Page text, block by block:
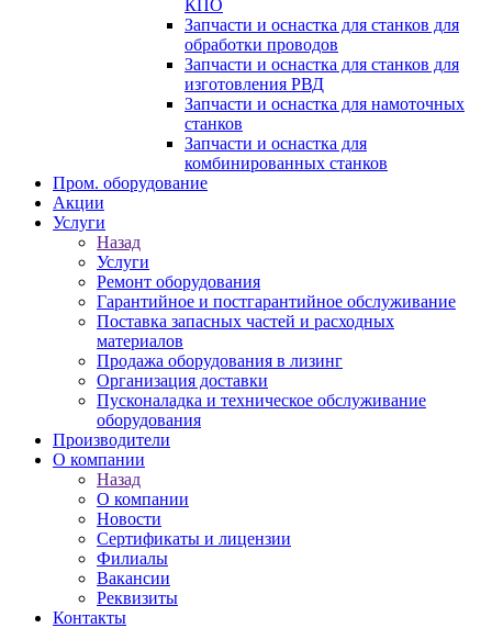
КПО
Запчасти и оснастка для станков для
обработки проводов
Запчасти и оснастка для станков для
изготовления РВД
Запчасти и оснастка для намоточных
станков
Запчасти и оснастка для
комбинированных станков
Пром. оборудование
Акции
Услуги
Назад
Услуги
Ремонт оборудования
Гарантийное и постгарантийное обслуживание
Поставка запасных частей и расходных
материалов
Продажа оборудования в лизинг
Организация доставки
Пусконаладка и техническое обслуживание
оборудования
Производители
О компании
Назад
О компании
Новости
Сертификаты и лицензии
Филиалы
Вакансии
Реквизиты
Контакты